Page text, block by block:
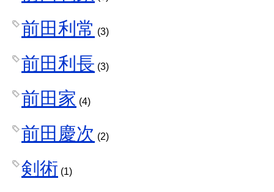
前田利常 (3)
前田利長 (3)
前田家 (4)
前田慶次 (2)
剣術 (1)